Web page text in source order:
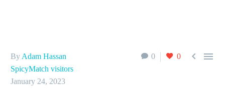
0 0  
By Adam Hassan
SpicyMatch visitors
January 24, 2023